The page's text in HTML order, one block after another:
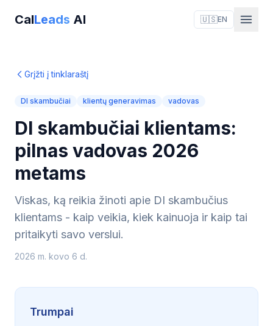
CalLeads AI 🇺🇸EN
Grįžti į tinklaraštį
DI skambučiai klientų generavimas vadovas
DI skambučiai klientams:
pilnas vadovas 2026
metams
Viskas, ką reikia žinoti apie DI skambučius
klientams - kaip veikia, kiek kainuoja ir kaip tai
pritaikyti savo verslui.
2026 m. kovo 6 d.
Trumpai